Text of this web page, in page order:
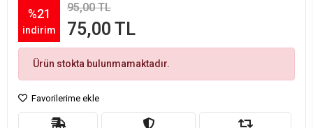
%21
indirim
95,00 TL
75,00 TL
Ürün stokta bulunmamaktadır.
Favorilerime ekle